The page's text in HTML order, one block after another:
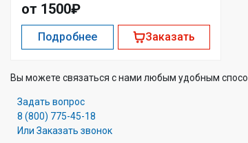
от 1500₽
Подробнее Заказать
Вы можете связаться с нами любым удобным
Задать вопрос
8 (800) 775-45-18
Или Заказать звонок